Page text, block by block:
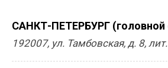
САНКТ-ПЕТЕРБУРГ
192007, ул. Тамбовская, д. 8,